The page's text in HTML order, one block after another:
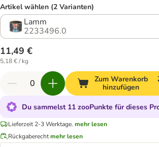
Artikel wählen (2 Varianten)
Lamm
2233496.0
11,49 €
5,18 € / kg
Zum Warenkorb
hinzufügen
Du sammelst 11 zooPunkte für dieses
Lieferzeit 2-3 Werktage. mehr lesen
Rückgaberechtmehr lesen